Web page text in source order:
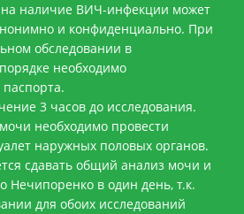
на наличие ВИЧ-инфекции может
и конфиденциально. При
обследовании в
необходимо
3 часов до исследования.
необходимо провести
наружных половых органов.
сдавать общий анализ мочи и
Нечипоренко в один день, т.к.
для обоих исследований